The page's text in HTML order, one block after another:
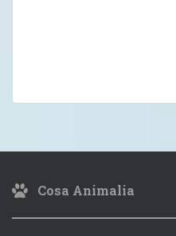
Cosa Animalia